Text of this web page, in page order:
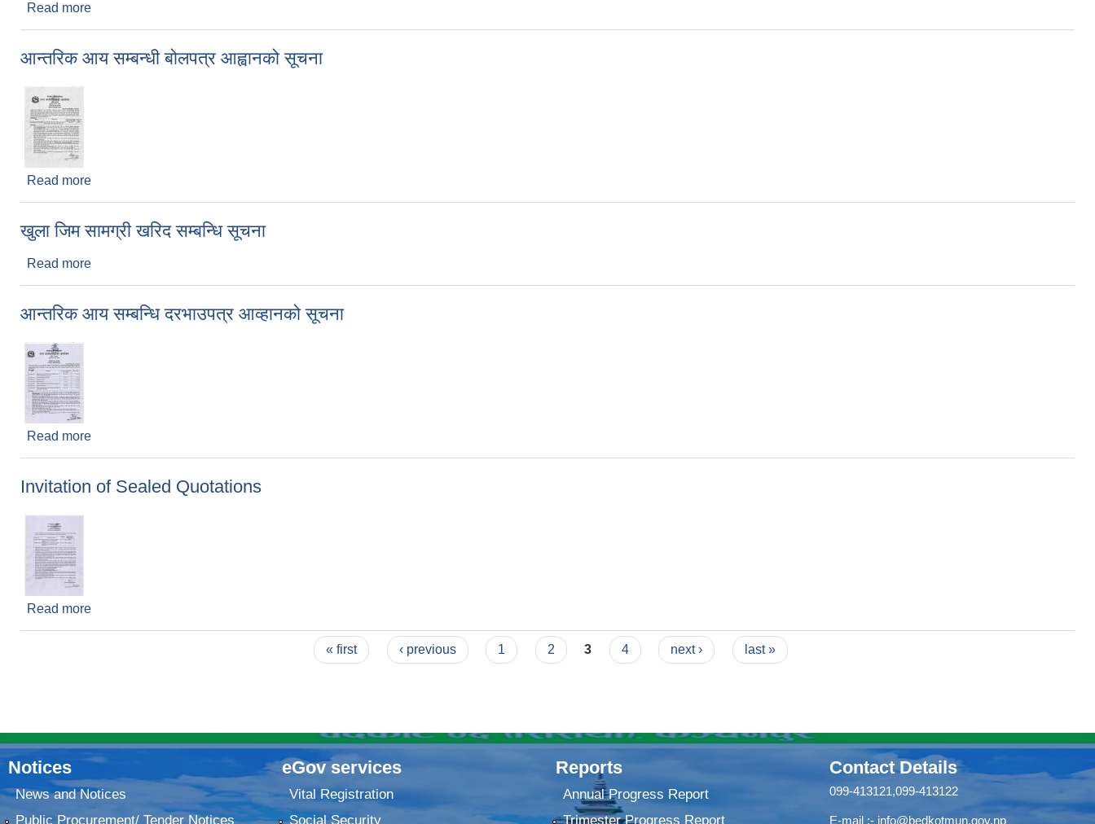
Read more
आन्तरिक आय सम्बन्धी बोलपत्र आह्वानको सूचना
Read more
खुला जिम सामग्री खरिद सम्बन्धि सूचना
Read more
आन्तरिक आय सम्बन्धि दरभाउपत्र आव्हानको सूचना
Read more
Invitation of Sealed Quotations
Read more
« first ‹ previous 1 2 3 4 next › last »
Notices
News and Notices
Public Procurement/ Tender Notices
eGov services
Vital Registration
Social Security
Reports
Annual Progress Report
Trimester Progress Report
Contact Details
099-413121,099-413122
E-mail :- info@bedkotmun.gov.np